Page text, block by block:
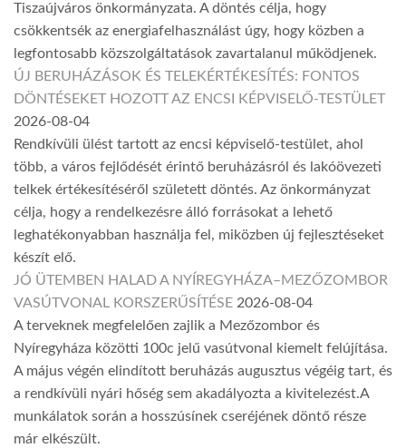
Tiszaújváros önkormányzata. A döntés célja, hogy
csökkentsék az energiafelhasználást úgy, hogy közben a
legfontosabb közszolgáltatások zavartalanul működjenek.
ÚJ BERUHÁZÁSOK ÉS TELEKÉRTÉKESÍTÉS: FONTOS
DÖNTÉSEKET HOZOTT AZ ENCSI KÉPVISELŐ-TESTÜLET
2026-08-04
Rendkívüli ülést tartott az encsi képviselő-testület, ahol
több, a város fejlődését érintő beruházásról és lakóövezeti
telkek értékesítéséről született döntés. Az önkormányzat
célja, hogy a rendelkezésre álló forrásokat a lehető
leghatékonyabban használja fel, miközben új fejlesztéseket
készít elő.
JÓ ÜTEMBEN HALAD A NYÍREGYHÁZA–MEZŐZOMBOR
VASÚTVONAL KORSZERŰSÍTÉSE 2026-08-04
A terveknek megfelelően zajlik a Mezőzombor és
Nyíregyháza közötti 100c jelű vasútvonal kiemelt felújítása.
A május végén elindított beruházás augusztus végéig tart, és
a rendkívüli nyári hőség sem akadályozta a kivitelezést.A
munkálatok során a hosszúsínek cseréjének döntő része
már elkészült.